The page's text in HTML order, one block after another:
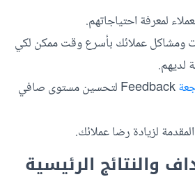
لمعرفة احتياجاتهم.
ومشاكل عملائك بأسرع وقت ممكن لكي
لديهم.
Feedback لتحسين مستوى صافي
لزيادة رضا عملائك.
والنتائج الرئيسية